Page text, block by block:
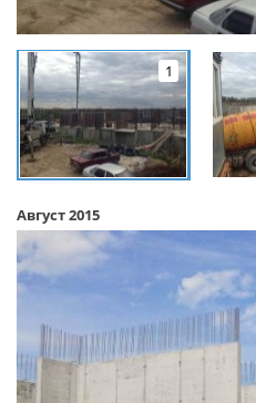
1
Август 2015